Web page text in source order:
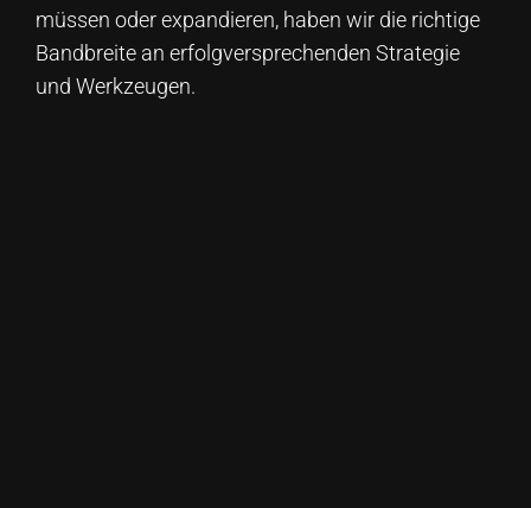
müssen oder expandieren, haben wir die richtige
Bandbreite an erfolgversprechenden Strategie
und Werkzeugen.